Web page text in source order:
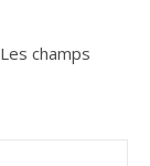
Les champs